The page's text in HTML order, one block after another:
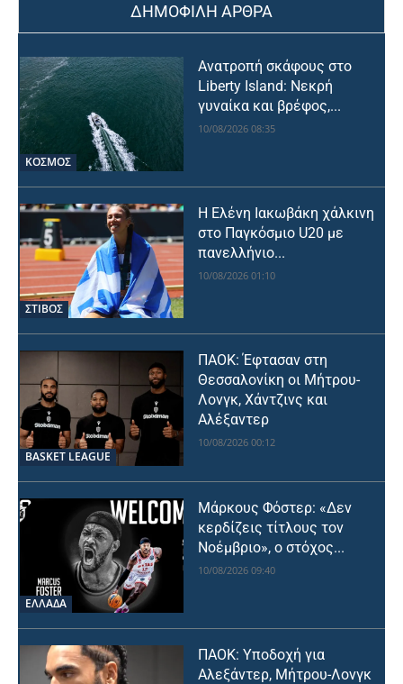
ΔΗΜΟΦΙΛΗ ΑΡΘΡΑ
ΚΟΣΜΟΣ
Ανατροπή σκάφους στο
Liberty Island: Νεκρή
γυναίκα και βρέφος,...
10/08/2026 08:35
ΣΤΙΒΟΣ
Η Ελένη Ιακωβάκη χάλκινη
στο Παγκόσμιο U20 με
πανελλήνιο...
10/08/2026 01:10
BASKET LEAGUE
ΠΑΟΚ: Έφτασαν στη
Θεσσαλονίκη οι Μήτρου-
Λονγκ, Χάντζινς και
Αλέξαντερ
10/08/2026 00:12
ΕΛΛΑΔΑ
Μάρκους Φόστερ: «Δεν
κερδίζεις τίτλους τον
Νοέμβριο», ο στόχος...
10/08/2026 09:40
ΠΑΟΚ: Υποδοχή για
Αλεξάντερ, Μήτρου-Λονγκ